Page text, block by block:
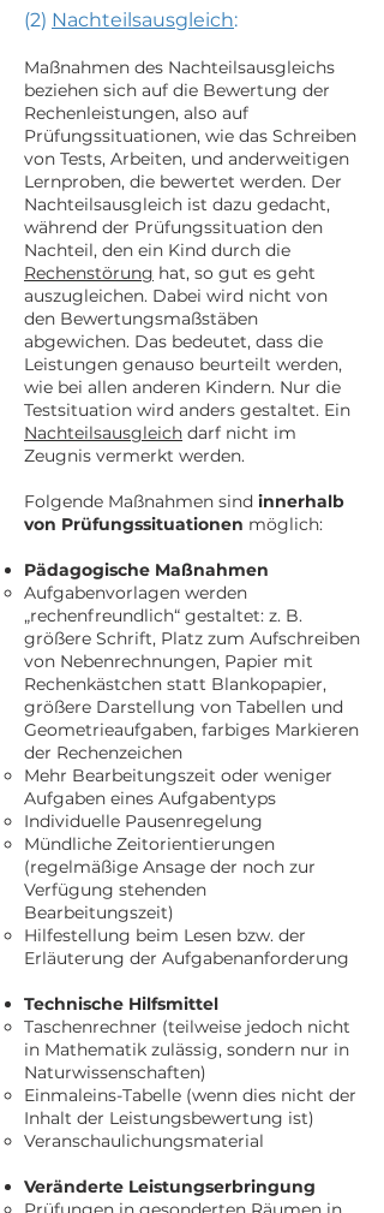
(2) Nachteilsausgleich:
Maßnahmen des Nachteilsausgleichs
beziehen sich auf die Bewertung der
Rechenleistungen, also auf
Prüfungssituationen, wie das Schreiben
von Tests, Arbeiten, und anderweitigen
Lernproben, die bewertet werden. Der
Nachteilsausgleich ist dazu gedacht,
während der Prüfungssituation den
Nachteil, den ein Kind durch die
Rechenstörung hat, so gut es geht
auszugleichen. Dabei wird nicht von
den Bewertungsmaßstäben
abgewichen. Das bedeutet, dass die
Leistungen genauso beurteilt werden,
wie bei allen anderen Kindern. Nur die
Testsituation wird anders gestaltet. Ein
Nachteilsausgleich darf nicht im
Zeugnis vermerkt werden.
Folgende Maßnahmen sind innerhalb
von Prüfungssituationen möglich:
Pädagogische Maßnahmen
Aufgabenvorlagen werden
„rechenfreundlich“ gestaltet: z. B.
größere Schrift, Platz zum Aufschreiben
von Nebenrechnungen, Papier mit
Rechenkästchen statt Blankopapier,
größere Darstellung von Tabellen und
Geometrieaufgaben, farbiges Markieren
der Rechenzeichen
Mehr Bearbeitungszeit oder weniger
Aufgaben eines Aufgabentyps
Individuelle Pausenregelung
Mündliche Zeitorientierungen
(regelmäßige Ansage der noch zur
Verfügung stehenden
Bearbeitungszeit)
Hilfestellung beim Lesen bzw. der
Erläuterung der Aufgabenanforderung
Technische Hilfsmittel
Taschenrechner (teilweise jedoch nicht
in Mathematik zulässig, sondern nur in
Naturwissenschaften)
Einmaleins-Tabelle (wenn dies nicht der
Inhalt der Leistungsbewertung ist)
Veranschaulichungsmaterial
Veränderte Leistungserbringung